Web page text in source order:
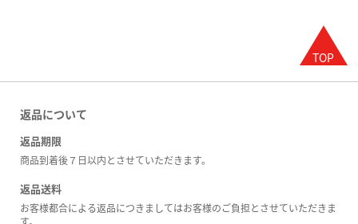
返品について
返品期限
商品到着後７日以内とさせていただきます。
返品送料
お客様都合による返品につきましてはお客様のご負担とさせていただきま
す。